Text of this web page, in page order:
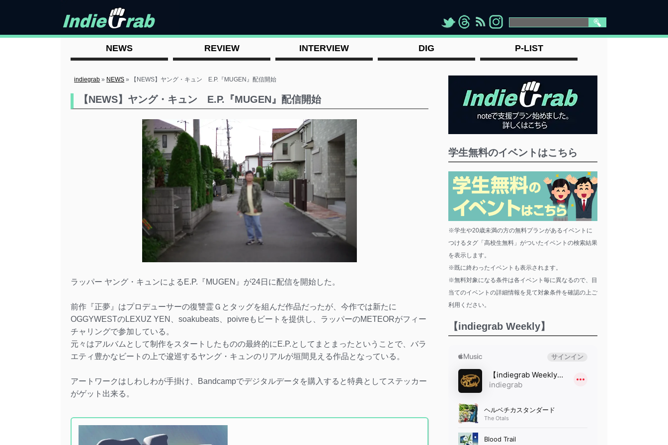
"> "> "> " >
NEWS REVIEW INTERVIEW DIG P-LIST
indiegrab » NEWS » 【NEWS】ヤング・キュン E.P.『MUGEN』配信開始
【NEWS】ヤング・キュン E.P.『MUGEN』配信開始
ラッパー ヤング・キュンによるE.P.『MUGEN』が24日に配信を開始した。
前作『正夢』はプロデューサーの復讐霊Ｇとタッグを組んだ作品だったが、今作では新たに
OGGYWESTのLEXUZ YEN、soakubeats、poivreもビートを提供し、ラッパーのMETEORがフィー
チャリングで参加している。
元々はアルバムとして制作をスタートしたものの最終的にE.P.としてまとまったということで、バラ
エティ豊かなビートの上で逡巡するヤング・キュンのリアルが垣間見える作品となっている。
アートワークはしわしわが手掛け、Bandcampでデジタルデータを購入すると特典としてステッカー
がゲット出来る。
学生無料のイベントはこちら
※学生や20歳未満の方の無料プランがあるイベントに
つけるタグ「高校生無料」がついたイベントの検索結果
を表示します。
※既に終わったイベントも表示されます。
※無料対象になる条件は各イベント毎に異なるので、目
当てのイベントの詳細情報を見て対象条件を確認の上ご
利用ください。
【indiegrab Weekly】